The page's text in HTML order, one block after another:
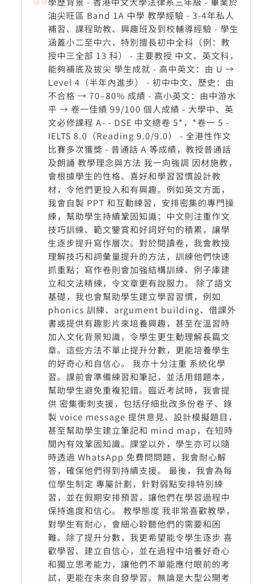
油尖旺區 Band 1A 中學 教學經驗 - 3-4年私人
補習、課程助教、興趣班及到校輔導經驗 - 學生
涵蓋小二至中六，特別擅長初中全科（例：教
授中三全部 13 科） - 主要教授 中文、英文科，
能夠補底及拔尖 學生成就 - 高中英文：由 U →
Level 4（半年內進步） - 初中中文、歷史：由
不合格 → 70–80% 成績 - 高小英文：由中游水
平 → 卷一佳績 99/100 個人成績 - 大學中、英
文必修課程 A- - DSE 中文總卷 5*，*卷一 5 -
IELTS 8.0（Reading 9.0/9.0） - 全港性作文
比賽多次獲獎 - 普通話 A 等成績，教授普通話
及朗誦 教學理念與方法 我一向強調 因材施教，
會根據學生的性格、喜好和學習習慣設計教
材，令他們更投入和有興趣。例如英文方面，
我會自製 PPT 和互動練習，安排密集的專門操
練，幫助學生持續鞏固知識；中文則注重作文
技巧訓練、範文鑒賞和好詞好句的積累，讓學
生逐步提升寫作層次。對於閱讀卷，我會教授
理解技巧和詞彙量提升的方法，訓練他們快速
抓重點；寫作卷則會加強結構訓練、例子庫建
立和文法精練，令文章更有說服力。 除了語文
基礎，我也會幫助學生建立學習習慣，例如
phonics 訓練、argument building、借課外
書或提供有趣影片來培養興趣，甚至在溫習時
加入文化背景知識，令學生更生動理解長篇文
章。這些方法不單止提升分數，更能培養學生
的好奇心和自信心。 我亦十分注重 系統化學
習。課前會準備練習和筆記，並活用錯題本，
幫助學生避免重複犯錯。臨近考試時，我會提
供 密集衝刺支援，包括仔細批改多份卷子、錄
製 voice message 提供意見、設計模擬題目，
甚至幫助學生建立筆記和 mind map，在短時
間內有效鞏固知識。課堂以外，學生亦可以隨
時透過 WhatsApp 免費問問題，我會耐心解
答，確保他們得到持續支援。 最後，我會為每
位學生制定 專屬計劃，針對弱點安排特別練
習，並在假期安排預習，讓他們在學習過程中
保持進度和信心。 教學態度 我非常喜歡教學，
對學生有耐心，會細心聆聽他們的需要和困
難。除了提升分數，我更希望能令學生逐步 喜
歡學習、建立自信心，並在過程中培養好奇心
和獨立思考能力，讓他們不單能應付眼前的考
試，更能在未來自發學習。無論是大型公開考